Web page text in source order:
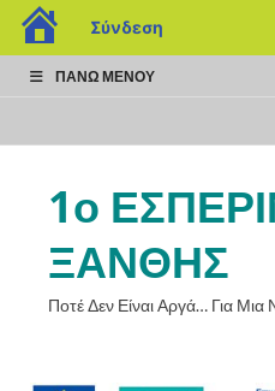
Σύνδεση
ΠΆΝΩ ΜΕΝΟΎ
1ο
ΞΑΝΘΗΣ
Ποτέ Δεν Είναι Αργά… Για Μια